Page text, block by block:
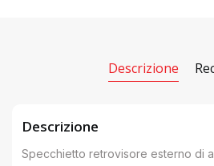
Descrizione
Descrizione
Specchietto retrovisore esterno di